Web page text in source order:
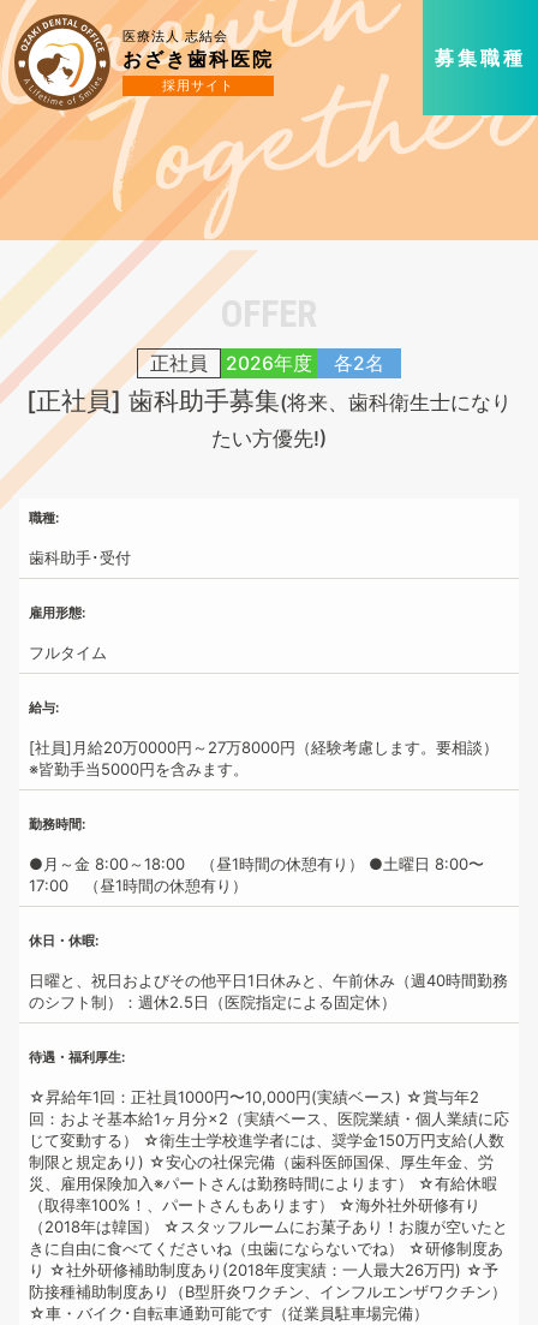
医療法人 志結会
おざき歯科医院
採用サイト
募集職種
OFFER
正社員 2026年度 各2名
[正社員] 歯科助手募集(将来、歯科衛生士になり
たい方優先!)
職種
歯科助手･受付
雇用形態
フルタイム
給与
[社員]月給20万0000円～27万8000円（経験考慮します。要相談）
※皆勤手当5000円を含みます。
勤務時間
●月～金 8:00～18:00 （昼1時間の休憩有り）
●土曜日 8:00〜
17:00 （昼1時間の休憩有り）
休日・休暇
日曜と、祝日およびその他平日1日休みと、午前休み（週40時間勤務
のシフト制）：週休2.5日（医院指定による固定休）
待遇・福利厚生
☆昇給年1回：正社員1000円〜10,000円(実績ベース) ☆賞与年2
回：およそ基本給1ヶ月分×2（実績ベース、医院業績・個人業績に応
じて変動する）
☆衛生士学校進学者には、奨学金150万円支給(人数
制限と規定あり) ☆安心の社保完備（歯科医師国保、厚生年金、労
災、雇用保険加入※パートさんは勤務時間によります）
☆有給休暇
（取得率100%！、パートさんもあります）
☆海外社外研修有り
（2018年は韓国）
☆スタッフルームにお菓子あり！お腹が空いたと
きに自由に食べてくださいね（虫歯にならないでね）
☆研修制度あ
り ☆社外研修補助制度あり(2018年度実績：一人最大26万円) ☆予
防接種補助制度あり（B型肝炎ワクチン、インフルエンザワクチン）
☆車・バイク･自転車通勤可能です（従業員駐車場完備）